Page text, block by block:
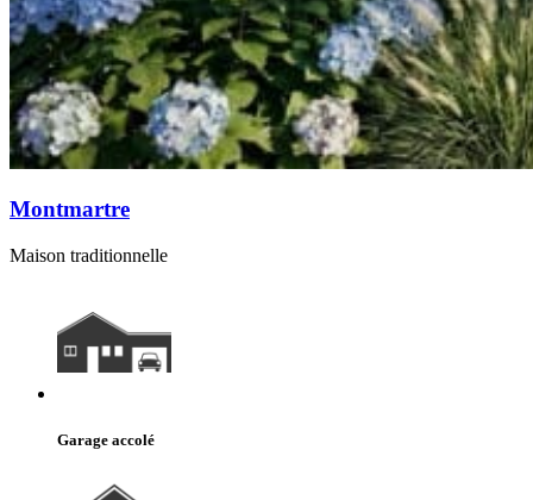
Montmartre
Maison traditionnelle
Garage accolé